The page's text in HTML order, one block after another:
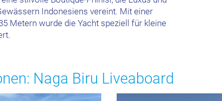
Indonesiens vereint. Mit einer
Metern wurde die Yacht speziell für kleine
Naga Biru Liveaboard